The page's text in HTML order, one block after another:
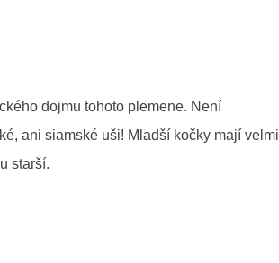
dojmu tohoto plemene. Není
ani siamské uši! Mladší kočky mají velmi
starší.